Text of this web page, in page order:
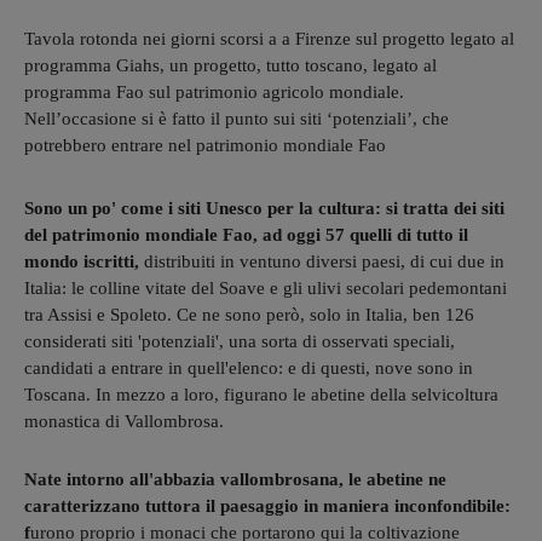
Tavola rotonda nei giorni scorsi a a Firenze sul progetto legato al
programma Giahs, un progetto, tutto toscano, legato al
programma Fao sul patrimonio agricolo mondiale.
Nell’occasione si è fatto il punto sui siti ‘potenziali’, che
potrebbero entrare nel patrimonio mondiale Fao
Sono un po' come i siti Unesco per la cultura: si tratta dei siti
del patrimonio mondiale Fao, ad oggi 57 quelli di tutto il
mondo iscritti, distribuiti in ventuno diversi paesi, di cui due in
Italia: le colline vitate del Soave e gli ulivi secolari pedemontani
tra Assisi e Spoleto. Ce ne sono però, solo in Italia, ben 126
considerati siti 'potenziali', una sorta di osservati speciali,
candidati a entrare in quell'elenco: e di questi, nove sono in
Toscana. In mezzo a loro, figurano le abetine della selvicoltura
monastica di Vallombrosa.
Nate intorno all'abbazia vallombrosana, le abetine ne
caratterizzano tuttora il paesaggio in maniera inconfondibile:
furono proprio i monaci che portarono qui la coltivazione